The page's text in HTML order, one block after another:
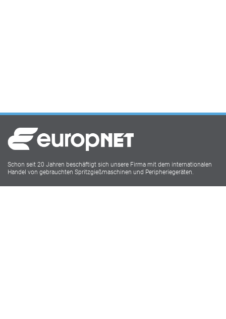
Schon seit 20 Jahren beschäftigt sich unsere Firma mit dem internationalen
Handel von gebrauchten Spritzgießmaschinen und Peripheriegeräten.